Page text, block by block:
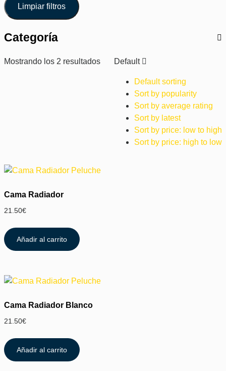
Limpiar filtros
Categoría
Mostrando los 2 resultados Default
Default sorting
Sort by popularity
Sort by average rating
Sort by latest
Sort by price: low to high
Sort by price: high to low
Cama Radiador
21.50€
Añadir al carrito
Cama Radiador Blanco
21.50€
Añadir al carrito